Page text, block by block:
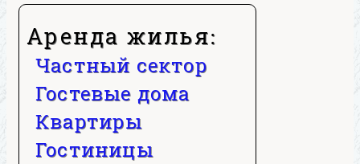
Аренда жилья:
Частный сектор
Гостевые дома
Квартиры
Гостиницы